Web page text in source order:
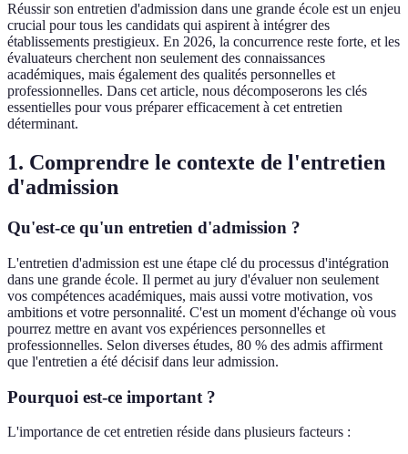
Réussir son entretien d'admission dans une grande école est un enjeu
crucial pour tous les candidats qui aspirent à intégrer des
établissements prestigieux. En 2026, la concurrence reste forte, et les
évaluateurs cherchent non seulement des connaissances
académiques, mais également des qualités personnelles et
professionnelles. Dans cet article, nous décomposerons les clés
essentielles pour vous préparer efficacement à cet entretien
déterminant.
1. Comprendre le contexte de l'entretien
d'admission
Qu'est-ce qu'un entretien d'admission ?
L'entretien d'admission est une étape clé du processus d'intégration
dans une grande école. Il permet au jury d'évaluer non seulement
vos compétences académiques, mais aussi votre motivation, vos
ambitions et votre personnalité. C'est un moment d'échange où vous
pourrez mettre en avant vos expériences personnelles et
professionnelles. Selon diverses études, 80 % des admis affirment
que l'entretien a été décisif dans leur admission.
Pourquoi est-ce important ?
L'importance de cet entretien réside dans plusieurs facteurs :